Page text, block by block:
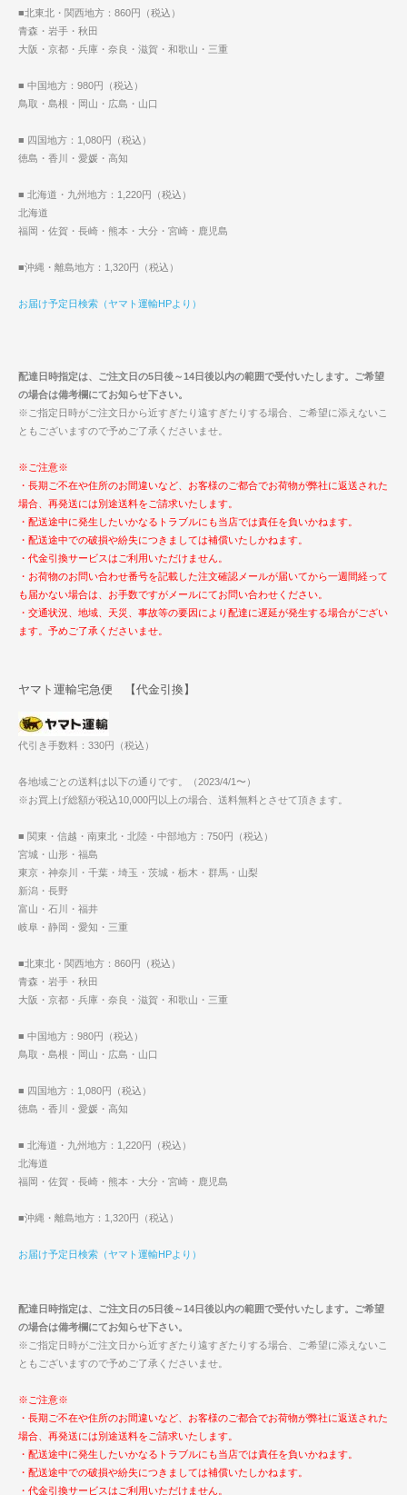
■北東北・関西地方：860円（税込）
青森・岩手・秋田
大阪・京都・兵庫・奈良・滋賀・和歌山・三重
■ 中国地方：980円（税込）
鳥取・島根・岡山・広島・山口
■ 四国地方：1,080円（税込）
徳島・香川・愛媛・高知
■ 北海道・九州地方：1,220円（税込）
北海道
福岡・佐賀・長崎・熊本・大分・宮崎・鹿児島
■沖縄・離島地方：1,320円（税込）
お届け予定日検索（ヤマト運輸HPより）
配達日時指定は、ご注文日の5日後～14日後以内の範囲で受付いたします。ご希望
の場合は備考欄にてお知らせ下さい。
※ご指定日時がご注文日から近すぎたり遠すぎたりする場合、ご希望に添えないこ
ともございますので予めご了承くださいませ。
※ご注意※
・長期ご不在や住所のお間違いなど、お客様のご都合でお荷物が弊社に返送された
場合、再発送には別途送料をご請求いたします。
・配送途中に発生したいかなるトラブルにも当店では責任を負いかねます。
・配送途中での破損や紛失につきましては補償いたしかねます。
・代金引換サービスはご利用いただけません。
・お荷物のお問い合わせ番号を記載した注文確認メールが届いてから一週間経って
も届かない場合は、お手数ですがメールにてお問い合わせください。
・交通状況、地域、天災、事故等の要因により配達に遅延が発生する場合がござい
ます。予めご了承くださいませ。
ヤマト運輸宅急便 【代金引換】
代引き手数料：330円（税込）
各地域ごとの送料は以下の通りです。（2023/4/1〜）
※お買上げ総額が税込10,000円以上の場合、送料無料とさせて頂きます。
■ 関東・信越・南東北・北陸・中部地方：750円（税込）
宮城・山形・福島
東京・神奈川・千葉・埼玉・茨城・栃木・群馬・山梨
新潟・長野
富山・石川・福井
岐阜・静岡・愛知・三重
■北東北・関西地方：860円（税込）
青森・岩手・秋田
大阪・京都・兵庫・奈良・滋賀・和歌山・三重
■ 中国地方：980円（税込）
鳥取・島根・岡山・広島・山口
■ 四国地方：1,080円（税込）
徳島・香川・愛媛・高知
■ 北海道・九州地方：1,220円（税込）
北海道
福岡・佐賀・長崎・熊本・大分・宮崎・鹿児島
■沖縄・離島地方：1,320円（税込）
お届け予定日検索（ヤマト運輸HPより）
配達日時指定は、ご注文日の5日後～14日後以内の範囲で受付いたします。ご希望
の場合は備考欄にてお知らせ下さい。
※ご指定日時がご注文日から近すぎたり遠すぎたりする場合、ご希望に添えないこ
ともございますので予めご了承くださいませ。
※ご注意※
・長期ご不在や住所のお間違いなど、お客様のご都合でお荷物が弊社に返送された
場合、再発送には別途送料をご請求いたします。
・配送途中に発生したいかなるトラブルにも当店では責任を負いかねます。
・配送途中での破損や紛失につきましては補償いたしかねます。
・代金引換サービスはご利用いただけません。